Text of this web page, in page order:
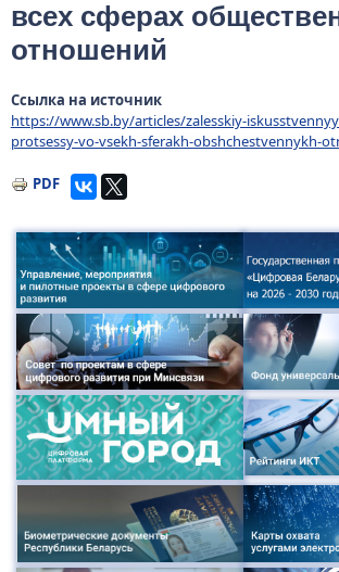
всех сферах
отношений
Ссылка на источник
https://www.sb.by/articles/zalesskiy-
protsessy-vo-vsekh-sferakh-obshchestvennykh-
PDF